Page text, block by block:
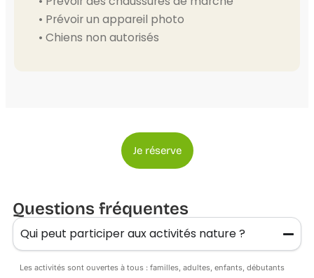
• Prévoir un appareil photo
• Chiens non autorisés
Je réserve
Questions fréquentes
Qui peut participer aux activités nature ?
Les activités sont ouvertes à tous : familles, adultes, enfants, débutants